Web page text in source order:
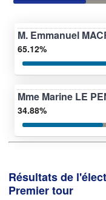
M. Emmanuel
65.12%
Mme Marine LE
34.88%
Résultats de
Premier tour